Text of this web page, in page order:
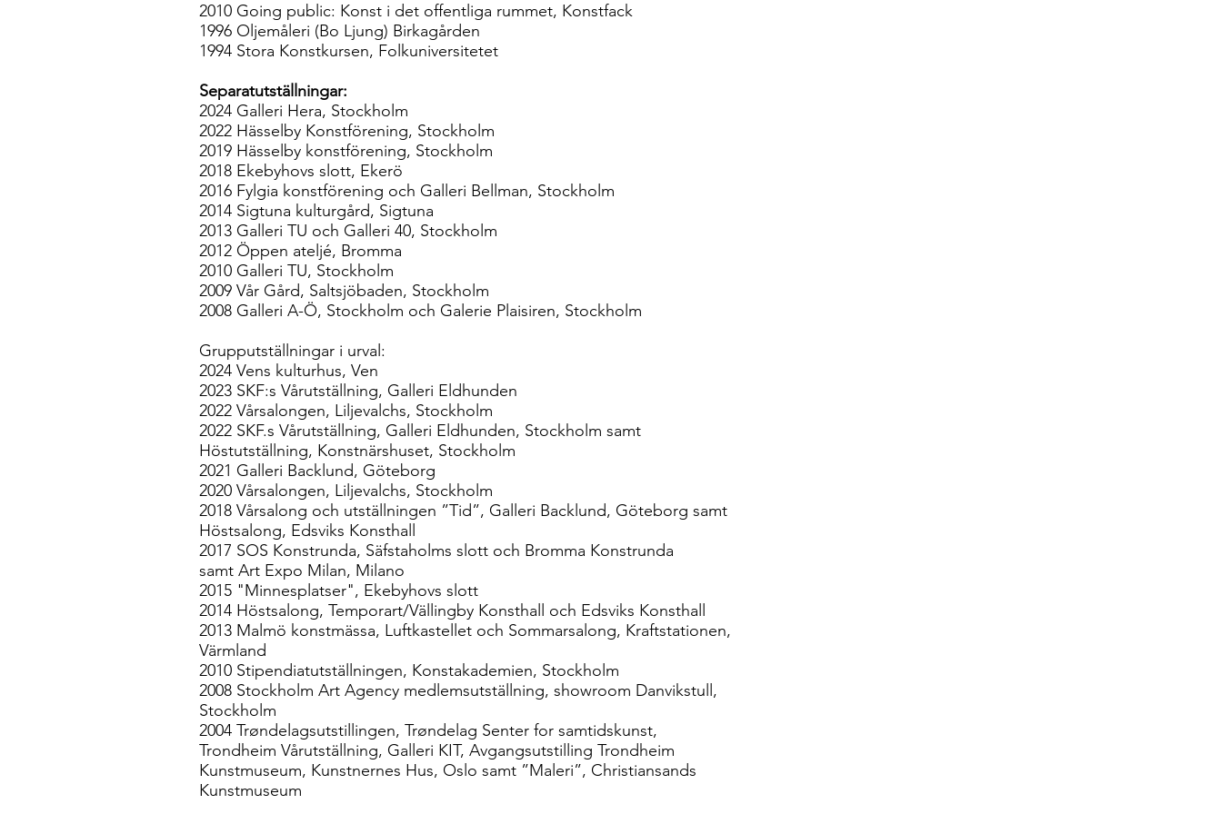
2010 Going public: Konst i det offentliga rummet, Konstfack
1996 Oljemåleri (Bo Ljung) Birkagården
1994 Stora Konstkursen, Folkuniversitetet
Separatutställningar:
2024 Galleri Hera, Stockholm
2022 Hässelby Konstförening, Stockholm
2019 Hässelby konstförening, Stockholm
2018 Ekebyhovs slott, Ekerö
2016 Fylgia konstförening och Galleri Bellman, Stockholm
2014 Sigtuna kulturgård, Sigtuna
2013 Galleri TU och Galleri 40, Stockholm
2012 Öppen ateljé, Bromma
2010 Galleri TU, Stockholm
2009 Vår Gård, Saltsjöbaden, Stockholm
2008 Galleri A-Ö, Stockholm och Galerie Plaisiren, Stockholm
Grupputställningar i urval:
2024 Vens kulturhus, Ven
2023 SKF:s Vårutställning, Galleri Eldhunden
2022 Vårsalongen, Liljevalchs, Stockholm
2022 SKF.s Vårutställning, Galleri Eldhunden, Stockholm samt
Höstutställning, Konstnärshuset, Stockholm
2021 Galleri Backlund, Göteborg
2020 Vårsalongen, Liljevalchs, Stockholm
2018 Vårsalong och utställningen ”Tid”, Galleri Backlund, Göteborg samt
Höstsalong, Edsviks Konsthall
2017 SOS Konstrunda, Säfstaholms slott och Bromma Konstrunda
samt Art Expo Milan, Milano
2015 "Minnesplatser", Ekebyhovs slott
2014 Höstsalong, Temporart/Vällingby Konsthall och Edsviks Konsthall
2013 Malmö konstmässa, Luftkastellet och Sommarsalong, Kraftstationen,
Värmland
2010 Stipendiatutställningen, Konstakademien, Stockholm
2008 Stockholm Art Agency medlemsutställning, showroom Danvikstull,
Stockholm
2004 Trøndelagsutstillingen, Trøndelag Senter for samtidskunst,
Trondheim Vårutställning, Galleri KIT, Avgangsutstilling Trondheim
Kunstmuseum, Kunstnernes Hus, Oslo samt ”Maleri”, Christiansands
Kunstmuseum